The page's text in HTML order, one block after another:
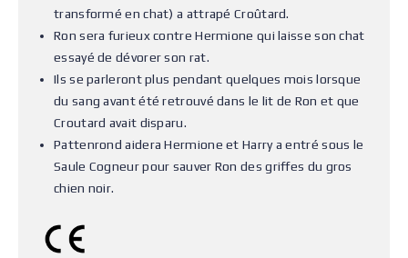
transformé en chat) a attrapé Croûtard.
Ron sera furieux contre Hermione qui laisse son chat
essayé de dévorer son rat.
Ils se parleront plus pendant quelques mois lorsque
du sang avant été retrouvé dans le lit de Ron et que
Croutard avait disparu.
Pattenrond aidera Hermione et Harry a entré sous le
Saule Cogneur pour sauver Ron des griffes du gros
chien noir.